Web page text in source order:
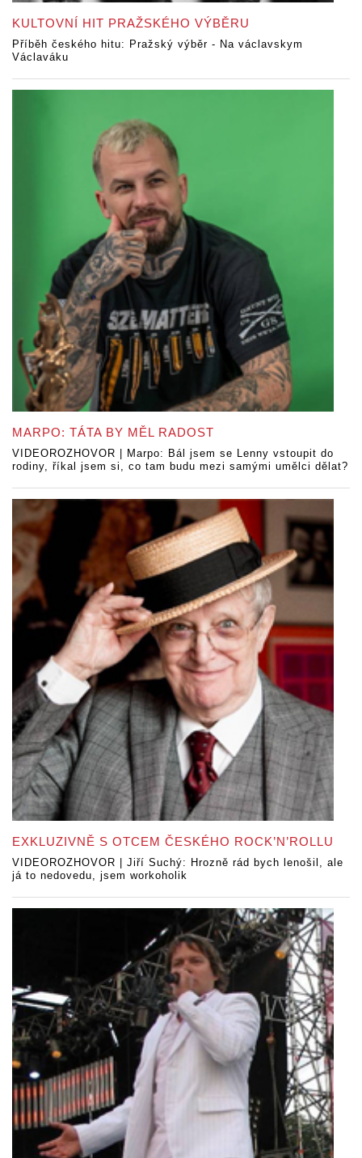
KULTOVNÍ HIT PRAŽSKÉHO VÝBĚRU
Příběh českého hitu: Pražský výběr - Na václavskym
Václaváku
MARPO: TÁTA BY MĚL RADOST
VIDEOROZHOVOR | Marpo: Bál jsem se Lenny vstoupit do
rodiny, říkal jsem si, co tam budu mezi samými umělci dělat?
EXKLUZIVNĚ S OTCEM ČESKÉHO ROCK’N’ROLLU
VIDEOROZHOVOR | Jiří Suchý: Hrozně rád bych lenošil, ale
já to nedovedu, jsem workoholik